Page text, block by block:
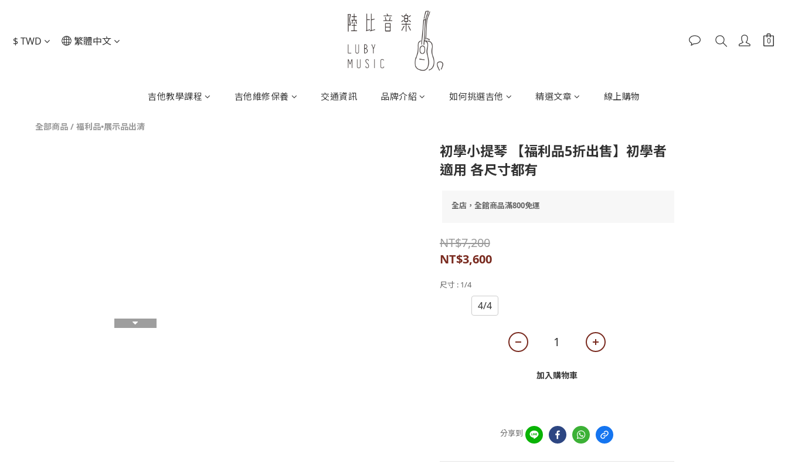
$TWD 繁體中文
吉他教學課程 吉他維修保養 交通資訊 品牌介紹 如何挑選吉他 精選文章 線上購物
全部商品 / 福利品•展示品出清
初學小提琴 【福利品5折出售】初學者
適用 各尺寸都有
全店，全館商品滿800免運
NT$7,200
NT$3,600
尺寸 : 1/4
4/4
加入購物車
分享到